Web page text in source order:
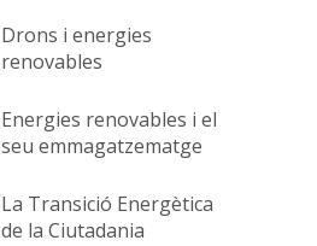
Drons i energies
renovables
Energies renovables i el
seu emmagatzematge
La Transició Energètica
de la Ciutadania